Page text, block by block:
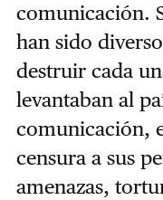
comunicación.
han sido
destruir cada
levantaban al
comunicación,
censura a sus
amenazas,